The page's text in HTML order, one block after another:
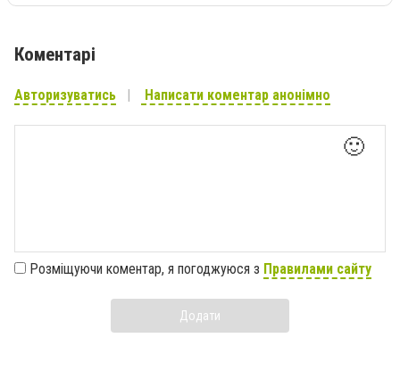
Коментарі
Авторизуватись Написати коментар анонімно
🙂
Розміщуючи коментар, я погоджуюся з Правилами сайту
Додати